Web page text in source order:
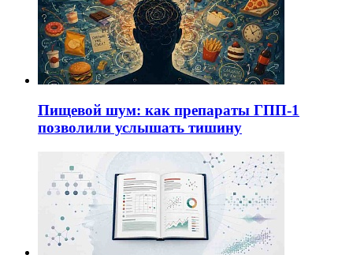
Пищевой шум: как препараты ГПП-1
позволили услышать тишину